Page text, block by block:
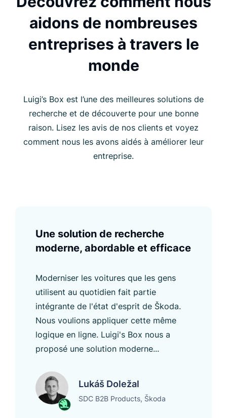
aidons de nombreuses
entreprises à travers le
monde
Luigi’s Box est l’une des meilleures solutions de
recherche et de découverte pour une bonne
raison. Lisez les avis de nos clients et voyez
comment nous les avons aidés à améliorer leur
entreprise.
Une solution de recherche
moderne, abordable et efficace
Moderniser les voitures que les gens
utilisent au quotidien fait partie
intégrante de l'état d'esprit de Škoda.
Nous voulions appliquer cette même
logique en ligne. Luigi's Box nous a
proposé une solution moderne...
Lukáš Doležal
SDC B2B Products, Škoda